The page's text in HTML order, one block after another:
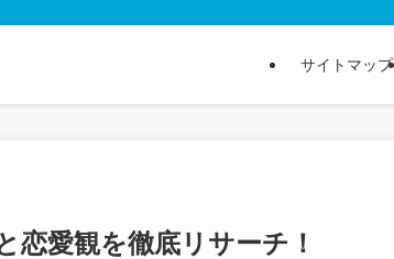
サイトマップ
恋愛観を徹底リサーチ！